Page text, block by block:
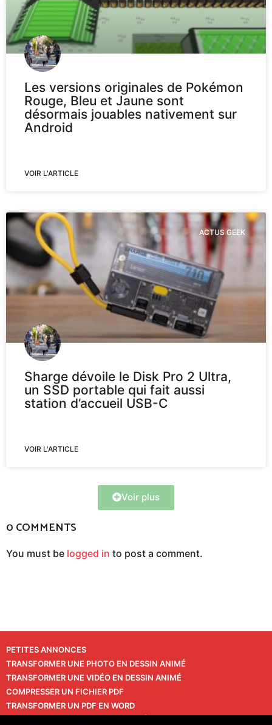
Les versions originales de Pokémon
Rouge, Bleu et Jaune sont
désormais jouables nativement sur
Android
VOIR L'ARTICLE
ACTUS GEEK
Sharge dévoile le Disk Pro 2 Ultra,
un SSD portable qui fait aussi
station d’accueil USB-C
VOIR L'ARTICLE
Voir plus
0 COMMENTS
You must be logged in to post a comment.
PETITES ANNONCES
TRANSFORMER UNE PHOTO EN DESSIN ANIMÉ
TRANSFORMER UNE VIDÉO EN DESSIN ANIMÉ
COMPRESSER UN FICHIER PDF
TRANSFORMER UN PDF EN WORD